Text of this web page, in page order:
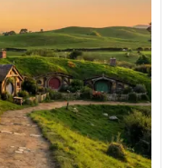
und
hier eine
Architektur und
sich für Geschichte
Fotomöglichkeiten
Muss und fängt den